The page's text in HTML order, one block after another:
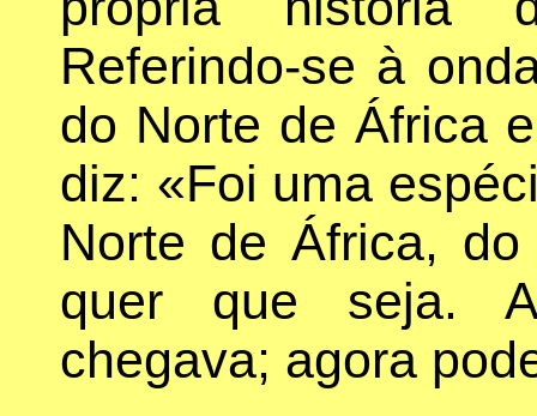
Referindo-se à
do Norte de África
diz: «Foi uma
Norte de África,
quer que seja.
chegava; agora